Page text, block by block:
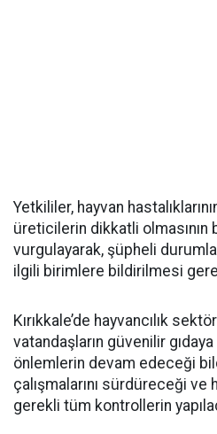
Yetkililer, hayvan
üreticilerin dikkatli olmasının
vurgulayarak, şüpheli
ilgili birimlere bildirilmesi
Kırıkkale’de hayvancılık
vatandaşların güvenilir
önlemlerin devam edeceği
çalışmalarını sürdüreceği ve
gerekli tüm kontrollerin